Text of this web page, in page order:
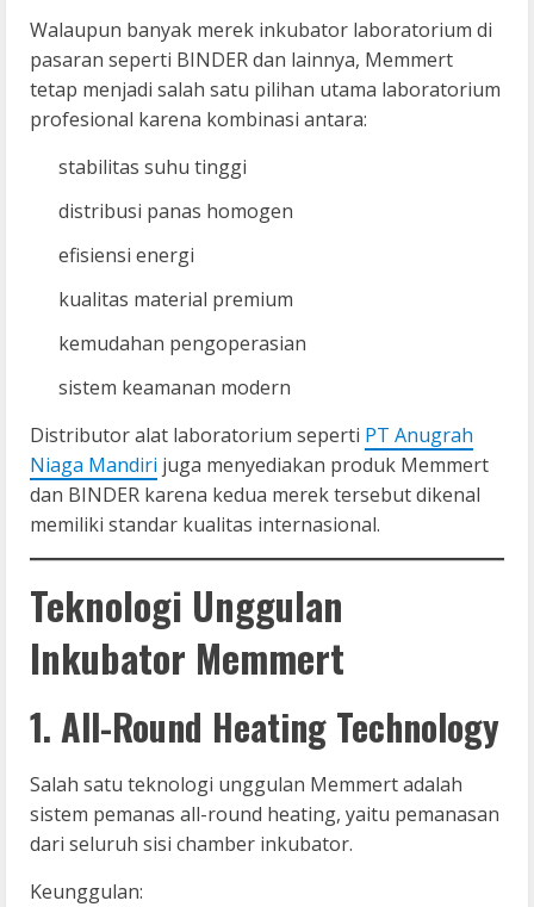
Walaupun banyak merek inkubator laboratorium di
pasaran seperti BINDER dan lainnya, Memmert
tetap menjadi salah satu pilihan utama laboratorium
profesional karena kombinasi antara:
stabilitas suhu tinggi
distribusi panas homogen
efisiensi energi
kualitas material premium
kemudahan pengoperasian
sistem keamanan modern
Distributor alat laboratorium seperti PT Anugrah
Niaga Mandiri juga menyediakan produk Memmert
dan BINDER karena kedua merek tersebut dikenal
memiliki standar kualitas internasional.
Teknologi Unggulan
Inkubator Memmert
1. All-Round Heating Technology
Salah satu teknologi unggulan Memmert adalah
sistem pemanas all-round heating, yaitu pemanasan
dari seluruh sisi chamber inkubator.
Keunggulan: